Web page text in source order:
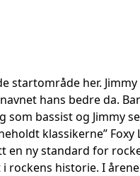
startområde her.
hans bedre da.
som bassist og Jimmy
klassikerne”
en ny standard for
rockens historie. I